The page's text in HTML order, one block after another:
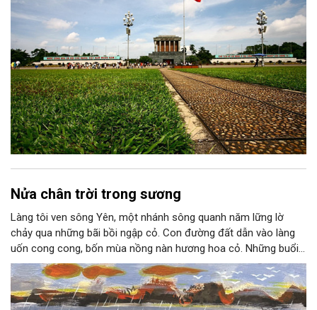
Nửa chân trời trong sương
Làng tôi ven sông Yên, một nhánh sông quanh năm lững lờ
chảy qua những bãi bồi ngập cỏ. Con đường đất dẫn vào làng
uốn cong cong, bốn mùa nồng nàn hương hoa cỏ. Những buổi
hoàng hôn, khi nắng đã dịu xuống phía cuối sông, đám hoa tím
lại thẫm màu như có ai vừa rắc lên một lớp khói.